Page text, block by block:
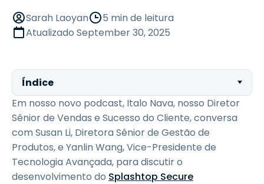
Sarah Laoyan
5 min de leitura
Atualizado September 30, 2025
Índice
Em nosso novo podcast, Italo Nava, nosso Diretor
Sênior de Vendas e Sucesso do Cliente, conversa
com Susan Li, Diretora Sênior de Gestão de
Produtos, e Yanlin Wang, Vice-Presidente de
Tecnologia Avançada, para discutir o
desenvolvimento do Splashtop Secure